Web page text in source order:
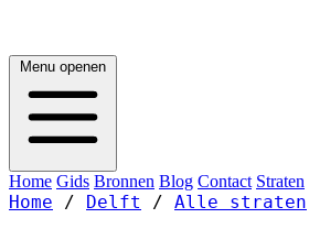
Menu openen
Home Gids Bronnen Blog Contact Straten
Home / Delft / Alle straten